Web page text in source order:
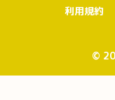
利用規約
©